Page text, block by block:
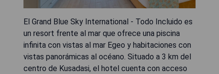
El Grand Blue Sky International - Todo Incluido es
un resort frente al mar que ofrece una piscina
infinita con vistas al mar Egeo y habitaciones con
vistas panorámicas al océano. Situado a 3 km del
centro de Kusadasi, el hotel cuenta con acceso